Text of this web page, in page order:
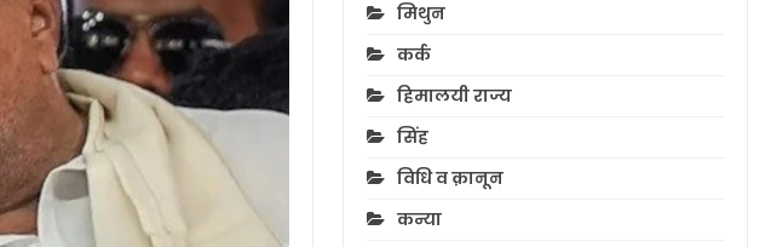
मिथुन
कर्क
हिमालयी राज्य
सिंह
विधि व क़ानून
कन्या